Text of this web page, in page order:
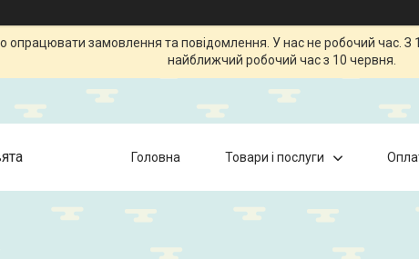
замовлення та повідомлення. У нас не робочий час. З
найближчий робочий час з 10 червня.
Головна Товари і послуги